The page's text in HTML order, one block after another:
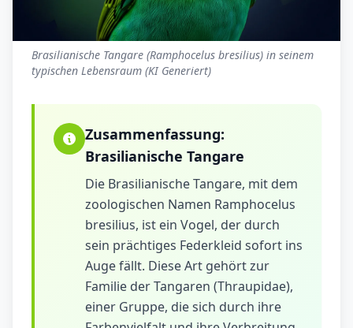
Brasilianische Tangare (Ramphocelus bresilius) in seinem
typischen Lebensraum (KI Generiert)
Zusammenfassung:
Brasilianische Tangare
Die Brasilianische Tangare, mit dem
zoologischen Namen Ramphocelus
bresilius, ist ein Vogel, der durch
sein prächtiges Federkleid sofort ins
Auge fällt. Diese Art gehört zur
Familie der Tangaren (Thraupidae),
einer Gruppe, die sich durch ihre